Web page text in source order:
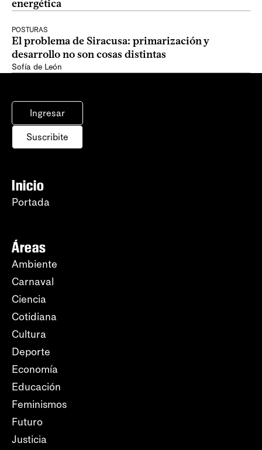
energética
POSTURAS
El problema de Siracusa: primarización y
desarrollo no son cosas distintas
Sofía de León
Ingresar
Suscribite
Inicio
Portada
Áreas
Ambiente
Carnaval
Ciencia
Cotidiana
Cultura
Deporte
Economía
Educación
Feminismos
Futuro
Justicia